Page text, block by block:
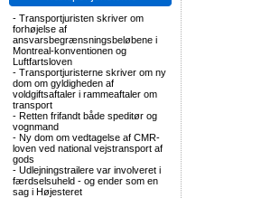
- Transportjuristen skriver om
forhøjelse af
ansvarsbegrænsningsbeløbene i
Montreal-konventionen og
Luftfartsloven
- Transportjuristerne skriver om ny
dom om gyldigheden af
voldgiftsaftaler i rammeaftaler om
transport
- Retten frifandt både speditør og
vognmand
- Ny dom om vedtagelse af CMR-
loven ved national vejstransport af
gods
- Udlejningstrailere var involveret i
færdselsuheld - og ender som en
sag i Højesteret